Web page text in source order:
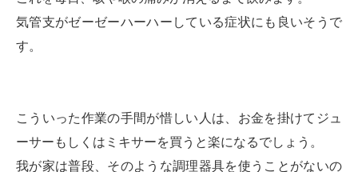
気管支がゼーゼーハーハーしている症状にも良いそうで
す。
こういった作業の手間が惜しい人は、お金を掛けてジュ
ーサーもしくはミキサーを買うと楽になるでしょう。
我が家は普段、そのような調理器具を使うことがないの